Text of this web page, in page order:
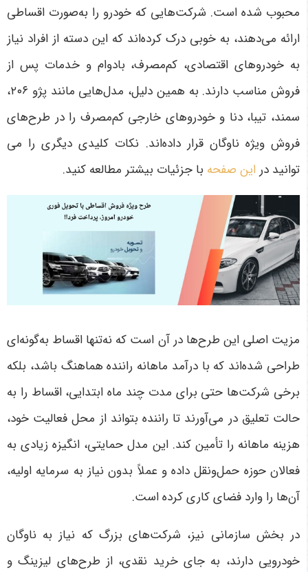
محبوب شده است. شرکت‌هایی که خودرو را به‌صورت اقساطی
ارائه می‌دهند، به خوبی درک کرده‌اند که این دسته از افراد نیاز
به خودروهای اقتصادی، کم‌مصرف، بادوام و خدمات پس از
فروش مناسب دارند. به همین دلیل، مدل‌هایی مانند پژو ۲۰۶،
سمند، تیبا، دنا و خودروهای خارجی کم‌مصرف را در طرح‌های
فروش ویژه ناوگان قرار داده‌اند. نکات کلیدی دیگری را می
توانید در این صفحه با جزئیات بیشتر مطالعه کنید.
مزیت اصلی این طرح‌ها در آن است که نه‌تنها اقساط به‌گونه‌ای
طراحی شده‌اند که با درآمد ماهانه راننده هماهنگ باشد، بلکه
برخی شرکت‌ها حتی برای مدت چند ماه ابتدایی، اقساط را به
حالت تعلیق در می‌آورند تا راننده بتواند از محل فعالیت خود،
هزینه ماهانه را تأمین کند. این مدل حمایتی، انگیزه زیادی به
فعالان حوزه حمل‌ونقل داده و عملاً بدون نیاز به سرمایه اولیه،
آن‌ها را وارد فضای کاری کرده است.
در بخش سازمانی نیز، شرکت‌های بزرگ که نیاز به ناوگان
خودرویی دارند، به جای خرید نقدی، از طرح‌های لیزینگ و